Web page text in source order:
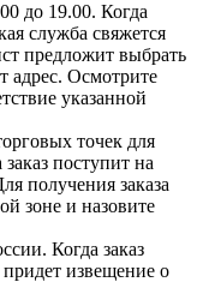
до 19.00. Когда
служба свяжется
предложит выбрать
адрес. Осмотрите
указанной
точек для
поступит на
получения заказа
зоне и назовите
Когда заказ
извещение о